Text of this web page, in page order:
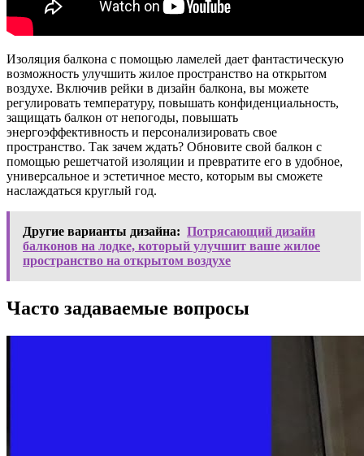
Изоляция балкона с помощью ламелей дает фантастическую
возможность улучшить жилое пространство на открытом
воздухе. Включив рейки в дизайн балкона, вы можете
регулировать температуру, повышать конфиденциальность,
защищать балкон от непогоды, повышать
энергоэффективность и персонализировать свое
пространство. Так зачем ждать? Обновите свой балкон с
помощью решетчатой ​​изоляции и превратите его в удобное,
универсальное и эстетичное место, которым вы сможете
наслаждаться круглый год.
Другие варианты дизайна: Потрясающий дизайн
балконов на лодке, который улучшит ваше жилое
пространство на открытом воздухе
Часто задаваемые вопросы